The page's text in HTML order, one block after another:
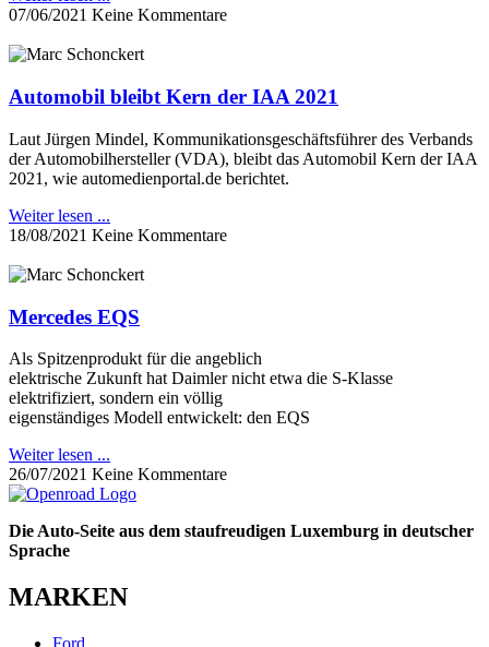
07/06/2021 Keine Kommentare
Automobil bleibt Kern der IAA 2021
Laut Jürgen Mindel, Kommunikationsgeschäftsführer des Verbands
der Automobilhersteller (VDA), bleibt das Automobil Kern der IAA
2021, wie automedienportal.de berichtet.
Weiter lesen ...
18/08/2021 Keine Kommentare
Mercedes EQS
Als Spitzenprodukt für die angeblich
elektrische Zukunft hat Daimler nicht etwa die S-Klasse
elektrifiziert, sondern ein völlig
eigenständiges Modell entwickelt: den EQS
Weiter lesen ...
26/07/2021 Keine Kommentare
Die Auto-Seite aus dem staufreudigen Luxemburg in deutscher
Sprache
MARKEN
Ford